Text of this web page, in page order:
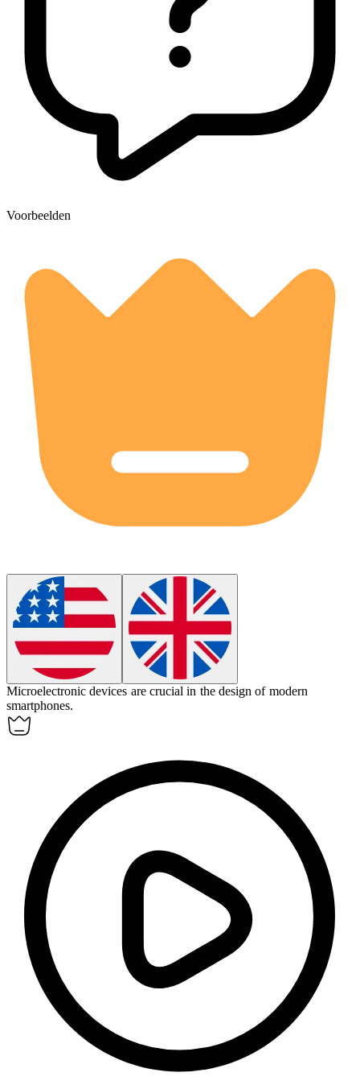
Voorbeelden
Microelectronic devices are crucial in the design of modern
smartphones.